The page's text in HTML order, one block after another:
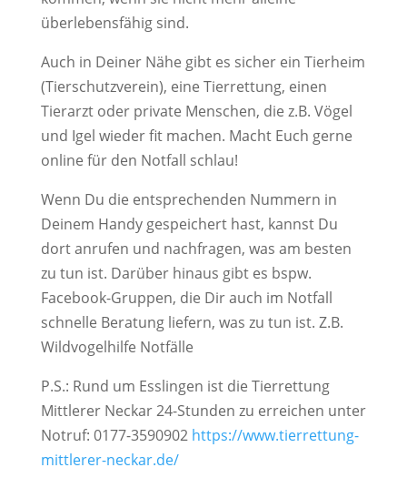
überlebensfähig sind.
Auch in Deiner Nähe gibt es sicher ein Tierheim
(Tierschutzverein), eine Tierrettung, einen
Tierarzt oder private Menschen, die z.B. Vögel
und Igel wieder fit machen. Macht Euch gerne
online für den Notfall schlau!
Wenn Du die entsprechenden Nummern in
Deinem Handy gespeichert hast, kannst Du
dort anrufen und nachfragen, was am besten
zu tun ist. Darüber hinaus gibt es bspw.
Facebook-Gruppen, die Dir auch im Notfall
schnelle Beratung liefern, was zu tun ist. Z.B.
Wildvogelhilfe Notfälle
P.S.: Rund um Esslingen ist die Tierrettung
Mittlerer Neckar 24-Stunden zu erreichen unter
Notruf: 0177-3590902 https://www.tierrettung-
mittlerer-neckar.de/